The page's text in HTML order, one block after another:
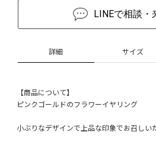
LINEで相談・
詳細 サイズ
【商品について】
ピンクゴールドのフラワーイヤリング
小ぶりなデザインで上品な印象でお召しい